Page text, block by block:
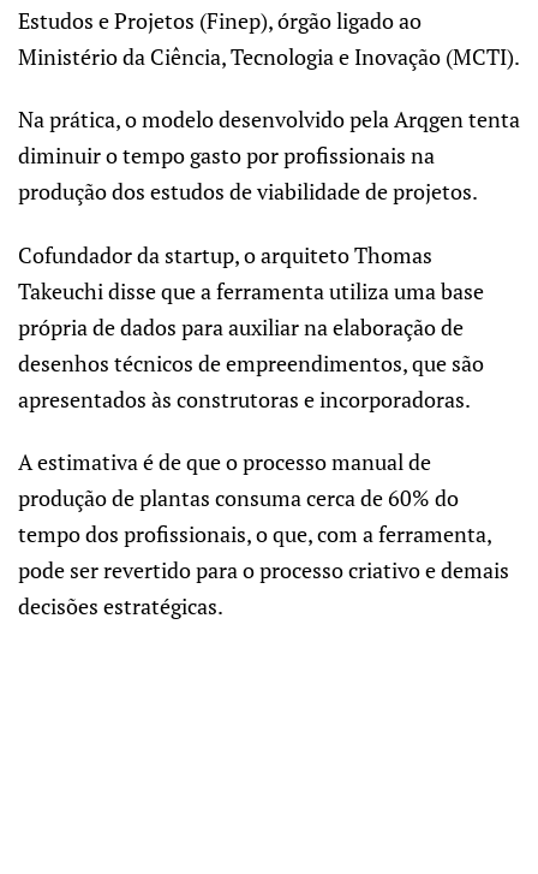
Estudos e Projetos (Finep), órgão ligado ao
Ministério da Ciência, Tecnologia e Inovação (MCTI).
Na prática, o modelo desenvolvido pela Arqgen tenta
diminuir o tempo gasto por profissionais na
produção dos estudos de viabilidade de projetos.
Cofundador da startup, o arquiteto Thomas
Takeuchi disse que a ferramenta utiliza uma base
própria de dados para auxiliar na elaboração de
desenhos técnicos de empreendimentos, que são
apresentados às construtoras e incorporadoras.
A estimativa é de que o processo manual de
produção de plantas consuma cerca de 60% do
tempo dos profissionais, o que, com a ferramenta,
pode ser revertido para o processo criativo e demais
decisões estratégicas.